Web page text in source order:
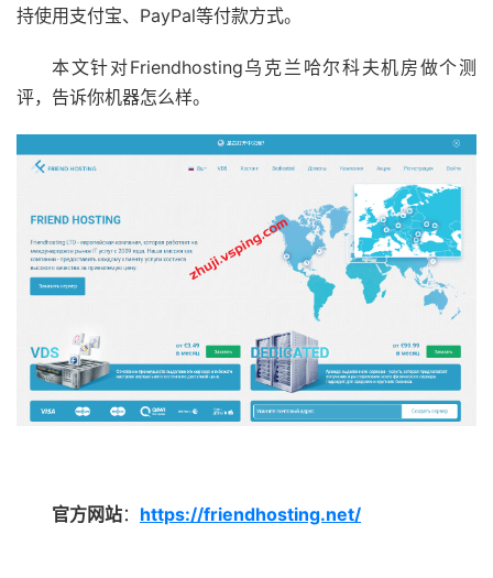
持使用支付宝、PayPal等付款方式。
本文针对Friendhosting乌克兰哈尔科夫机房做个测
评，告诉你机器怎么样。
官方网站： https://friendhosting.net/